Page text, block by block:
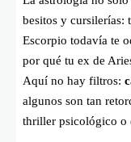
besitos y cursilerías:
Escorpio todavía te
por qué tu ex de
Aquí no hay filtros:
algunos son tan
thriller psicológico o